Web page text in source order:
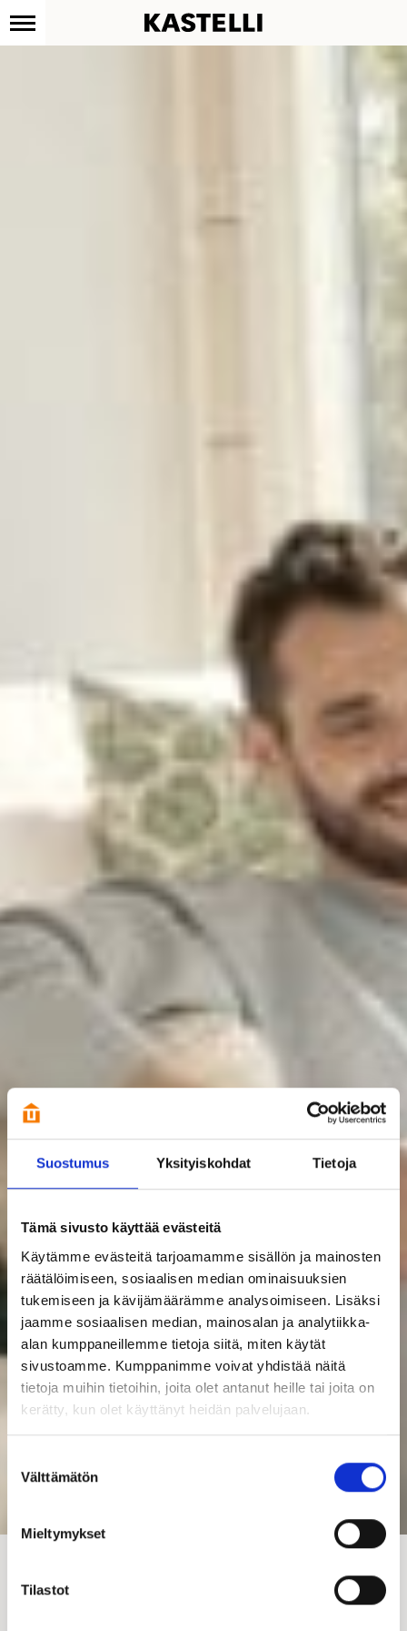
Suostumus Yksityiskohdat Tietoja
Tämä sivusto käyttää evästeitä
Käytämme evästeitä tarjoamamme sisällön ja mainosten
räätälöimiseen, sosiaalisen median ominaisuuksien
tukemiseen ja kävijämäärämme analysoimiseen. Lisäksi
jaamme sosiaalisen median, mainosalan ja analytiikka-
alan kumppaneillemme tietoja siitä, miten käytät
sivustoamme. Kumppanimme voivat yhdistää näitä
tietoja muihin tietoihin, joita olet antanut heille tai joita on
kerätty, kun olet käyttänyt heidän palvelujaan.
valinta
Välttämätön
Mieltymykset
Tilastot
Kastelli
Kastelli kokoaa omakotiunelmat